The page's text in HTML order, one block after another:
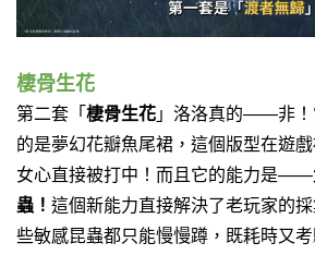
棲骨生花
第二套「 棲骨生花 」洛洛真的——非！
的是夢幻花瓣魚尾裙，這個版型在遊
女心直接被打中！而且它的能力是——
蟲！ 這個新能力直接解決了老玩家的
些敏感昆蟲都只能慢慢蹲，既耗時又